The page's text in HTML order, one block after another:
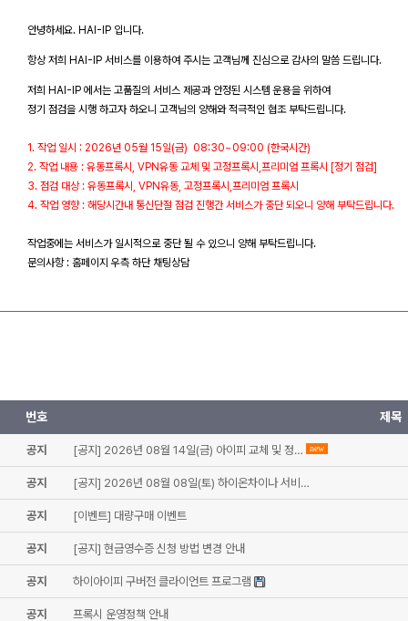
안녕하세요. HAI-IP 입니다.
항상 저희 HAI-IP 서비스를 이용하여 주시는 고객님께 진심으로 감사의 말씀 드립니다.
저희 HAI-IP 에서는 고품질의 서비스 제공과 안정된 시스템 운용을 위하여
정기 점검을 시행 하고자 하오니 고객님의 양해와 적극적인 협조 부탁드립니다.
1. 작업 일시 : 2026년 05월 15일(금) 08:30~09:00 (한국시간)
2. 작업 내용 : 유동프록시, VPN유동 교체 및 고정프록시,프리미엄 프록시 [정기 점검]
3. 점검 대상 : 유동프록시, VPN유동, 고정프록시,프리미엄 프록시
4. 작업 영향 : 해당시간내 통신단절 점검 진행간 서비스가 중단 되오니 양해 부탁드립니다.
작업중에는 서비스가 일시적으로 중단 될 수 있으니 양해 부탁드립니다.
문의사항 : 홈페이지 우측 하단 채팅상담
번호 제목
공지 [공지] 2026년 08월 14일(금) 아이피 교체 및 정… new
공지 [공지] 2026년 08월 08일(토) 하이온차이나 서비…
공지 [이벤트] 대량구매 이벤트
공지 [공지] 현금영수증 신청 방법 변경 안내
공지 하이아이피 구버전 클라이언트 프로그램
공지 프록시 운영정책 안내